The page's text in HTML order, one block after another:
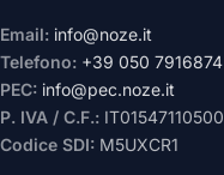
Email: info@noze.it
Telefono: +39 050 7916874
PEC: info@pec.noze.it
P. IVA / C.F.: IT01547110500
Codice SDI: M5UXCR1